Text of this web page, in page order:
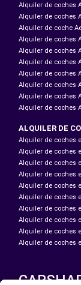
Alquiler de coches
Alquiler de coches
Alquiler de coche
Alquiler de coches
Alquiler de coches
Alquiler de coches
Alquiler de coches
Alquiler de coches
Alquiler de coches
Alquiler de coches
ALQUILER DE
Alquiler de coches
Alquiler de coches
Alquiler de coches
Alquiler de coches
Alquiler de coches
Alquiler de coches
Alquiler de coches
Alquiler de coches
Alquiler de coches
Alquiler de coches